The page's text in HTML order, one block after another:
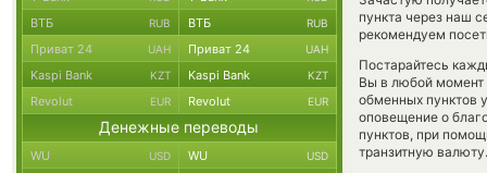
пункта через наш
рекомендуем
Постарайтесь
Вы в любой момент
обменных пунктов
оповещение о
пунктов, при
транзитную валюту.
ВТБ RUB ВТБ RUB
Приват 24 UAH Приват 24 UAH
Kaspi Bank KZT Kaspi Bank KZT
Revolut EUR Revolut EUR
Денежные переводы
WU USD WU USD